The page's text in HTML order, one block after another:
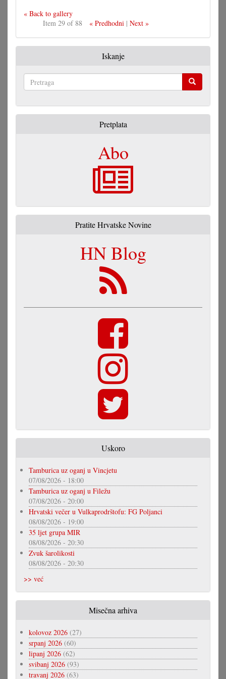
« Back to gallery
Item 29 of 88
« Predhodni| Next »
Iskanje
Pretplata
Abo
Pratite Hrvatske Novine
HN Blog
Uskoro
Tamburica uz oganj u Vincjetu
07/08/2026 - 18:00
Tamburica uz oganj u Filežu
07/08/2026 - 20:00
Hrvatski večer u Vulkaprodrštofu: FG Poljanci
08/08/2026 - 19:00
35 ljet grupa MIR
08/08/2026 - 20:30
Zvuk šarolikosti
08/08/2026 - 20:30
>> već
Misečna arhiva
kolovoz 2026 (27)
srpanj 2026 (60)
lipanj 2026 (62)
svibanj 2026 (93)
travanj 2026 (63)